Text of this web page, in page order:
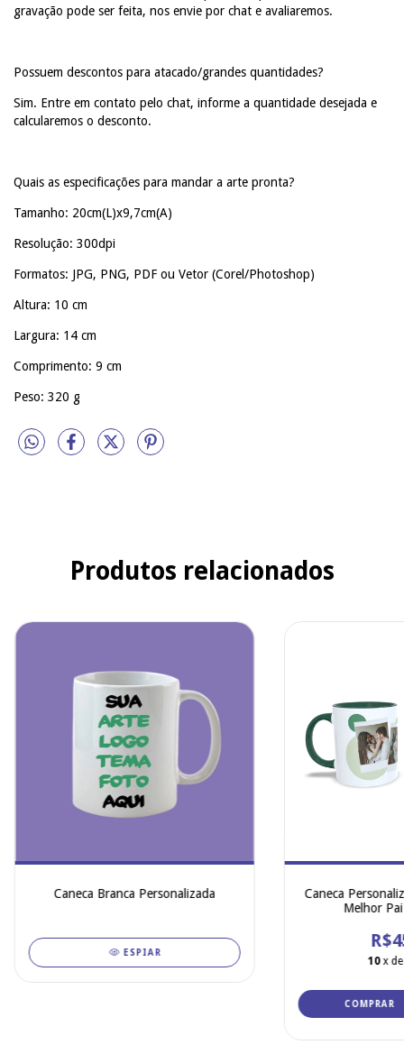
gravação pode ser feita, nos envie por chat e avaliaremos.
Possuem descontos para atacado/grandes quantidades?
Sim. Entre em contato pelo chat, informe a quantidade desejada e
calcularemos o desconto.
Quais as especificações para mandar a arte pronta?
Tamanho: 20cm(L)x9,7cm(A)
Resolução: 300dpi
Formatos: JPG, PNG, PDF ou Vetor (Corel/Photoshop)
Altura: 10 cm
Largura: 14 cm
Comprimento: 9 cm
Peso: 320 g
Produtos relacionados
Caneca Branca Personalizada
ESPIAR
Caneca
Melhor
10 x
COMPRAR